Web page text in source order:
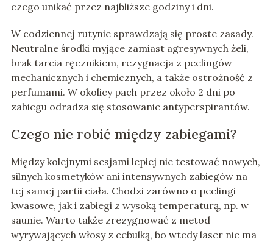
czego unikać przez najbliższe godziny i dni.
W codziennej rutynie sprawdzają się proste zasady.
Neutralne środki myjące zamiast agresywnych żeli,
brak tarcia ręcznikiem, rezygnacja z peelingów
mechanicznych i chemicznych, a także ostrożność z
perfumami. W okolicy pach przez około 2 dni po
zabiegu odradza się stosowanie antyperspirantów.
Czego nie robić między zabiegami?
Między kolejnymi sesjami lepiej nie testować nowych,
silnych kosmetyków ani intensywnych zabiegów na
tej samej partii ciała. Chodzi zarówno o peelingi
kwasowe, jak i zabiegi z wysoką temperaturą, np. w
saunie. Warto także zrezygnować z metod
wyrywających włosy z cebulką, bo wtedy laser nie ma